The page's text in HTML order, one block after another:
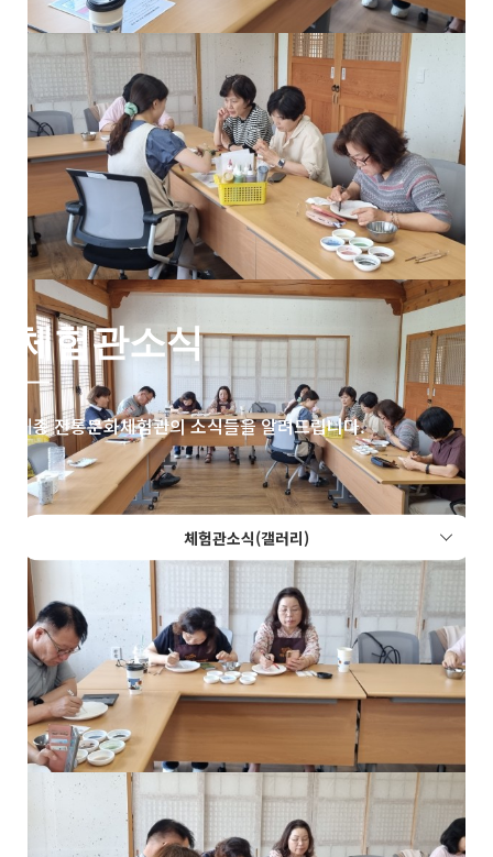
체험관소식
세종 전통문화체험관의 소식들을 알려드립니다.
체험관소식(갤러리)